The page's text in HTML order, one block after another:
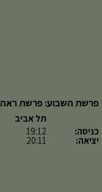
פרשת השבוע: פרשת ראה
כניסה:
יציאה:
תל אביב
19:12
20:11